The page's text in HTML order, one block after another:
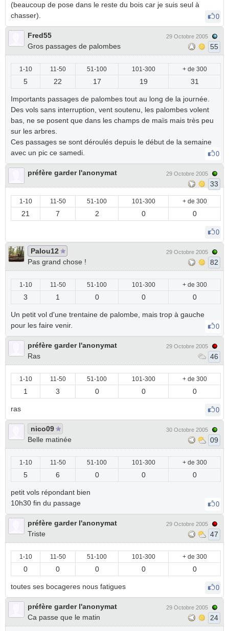
(beaucoup de pose dans le reste du bois car je suis seul à
chasser).
0
Fred55
Gros passages de palombes
29 Octobre 2005
55
1-10 11-50 51-100 101-300 + de 300
5 22 17 19 31
Importants passages de palombes tout au long de la journée.
Des vols sans interruption, vent soutenu, les palombes volent
bas, ne se posent que dans les champs de maïs mais très peu
sur les arbres.
Ces passages se sont déroulés depuis le début de la semaine
avec un pic ce samedi.
0
préfère garder l'anonymat 29 Octobre 2005
33
1-10 11-50 51-100 101-300 + de 300
21 7 2 0 0
0
Palou12
Pas grand chose !
29 Octobre 2005
82
1-10 11-50 51-100 101-300 + de 300
3 1 0 0 0
Un petit vol d'une trentaine de palombe, mais trop à gauche
pour les faire venir.
0
préfère garder l'anonymat
Ras
29 Octobre 2005
46
1-10 11-50 51-100 101-300 + de 300
1 3 0 0 0
ras 0
nico09
Belle matinée
30 Octobre 2005
09
1-10 11-50 51-100 101-300 + de 300
5 6 0 0 0
petit vols répondant bien
10h30 fin du passage
0
préfère garder l'anonymat
Triste
29 Octobre 2005
47
1-10 11-50 51-100 101-300 + de 300
0 0 0 0 0
toutes ses bocageres nous fatigues 0
préfère garder l'anonymat
Ca passe que le matin
29 Octobre 2005
24